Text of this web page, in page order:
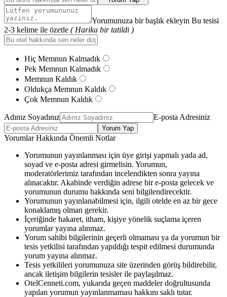
Yorumunuza bir başlık ekleyin Bu tesisi
2-3 kelime ile özetle ( Harika bir tatildi )
Hiç Memnun Kalmadık
Pek Memnun Kalmadık
Memnun Kaldık
Oldukça Memnun Kaldık
Çok Memnun Kaldık
Adınız Soyadınız E-posta Adresiniz
Yorum Yap
Yorumlar Hakkında Önemli Notlar
Yorumunun yayınlanması için üye girişi yapmalı yada ad,
soyad ve e-posta adresi girmelisin. Yorumun,
moderatörlerimiz tarafından incelendikten sonra yayına
alınacaktır. Akabinde verdiğin adrese bir e-posta gelecek ve
yorumunun durumu hakkında seni bilgilendirecektir.
Yorumunun yayınlanabilmesi için, ilgili otelde en az bir gece
konaklamış olman gerekir.
İçeriğinde hakaret, itham, kişiye yönelik suçlama içeren
yorumlar yayına alınmaz.
Yorum sahibi bilgilerinin geçerli olmaması ya da yorumun bir
tesis yetkilisi tarafından yapıldığı tespit edilmesi durumunda
yorum yayına alınmaz.
Tesis yetkilileri yorumunuza site üzerinden görüş bildirebilir,
ancak iletişim bilgilerin tesisler ile paylaşılmaz.
OtelCenneti.com, yukarıda geçen maddeler doğrultusunda
yapılan yorumun yayınlanmaması hakkını saklı tutar.